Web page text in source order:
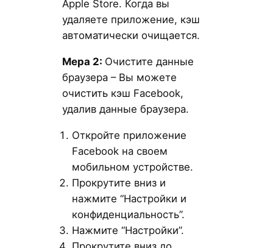
Apple Store. Когда вы
удаляете приложение, кэш
автоматически очищается.
Мера 2: Очистите данные
браузера – Вы можете
очистить кэш Facebook,
удалив данные браузера.
Откройте приложение
Facebook на своем
мобильном устройстве.
Прокрутите вниз и
нажмите “Настройки и
конфиденциальность”.
Нажмите “Настройки”.